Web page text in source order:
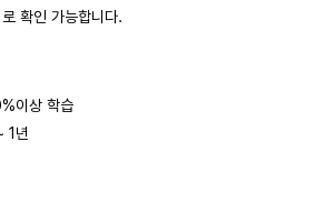
확인 가능합니다.
이상 학습
1년